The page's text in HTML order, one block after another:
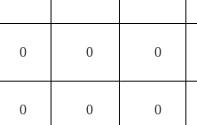
0 0 0
0 0 0